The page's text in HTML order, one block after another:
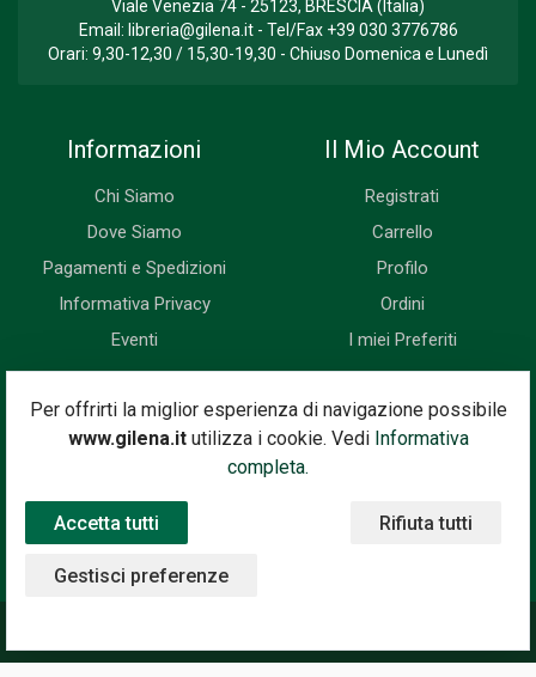
Per offrirti la miglior esperienza di navigazione possibile
www.gilena.itutilizza i cookie. Vedi Informativa
completa.
Accetta tutti Rifiuta tutti
Gestisci preferenze
Viale Venezia 74 - 25123, BRESCIA (Italia)
Email: libreria@gilena.it- Tel/Fax +39 030 3776786
Orari: 9,30-12,30 / 15,30-19,30 - Chiuso Domenica e Lunedì
Informazioni
Chi Siamo
Dove Siamo
Pagamenti e Spedizioni
Informativa Privacy
Eventi
Il Mio Account
Registrati
Carrello
Profilo
Ordini
I miei Preferiti
Newsletter
Iscriviti subito alla nostra newsletter. Riceverai prima di tutti le
novità, le offerte, i prossimi eventi...
Indirizzo Email
Iscriviti